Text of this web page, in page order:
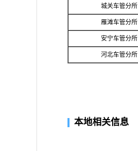
城关车管分所
雁滩车管分所
安宁车管分所
河北车管分所
本地相关信息